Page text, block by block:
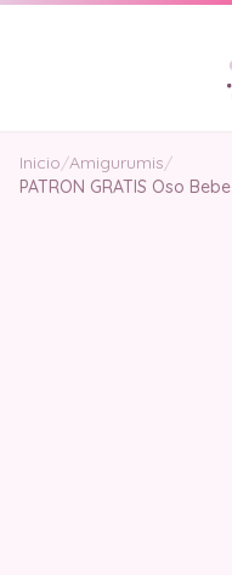
Inicio/Amigurumis/
PATRON GRATIS Oso